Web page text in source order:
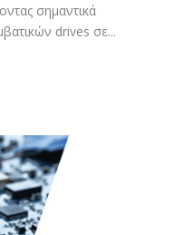
σημαντικά
drives σε...